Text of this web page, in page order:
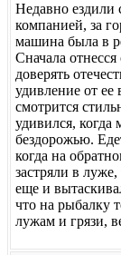
Недавно ездили
компанией, за
машина была в
Сначала
доверять
удивление от
смотрится
удивился,
бездорожью.
когда на
застряли в луже,
еще и
что на рыбалку
лужам и грязи,